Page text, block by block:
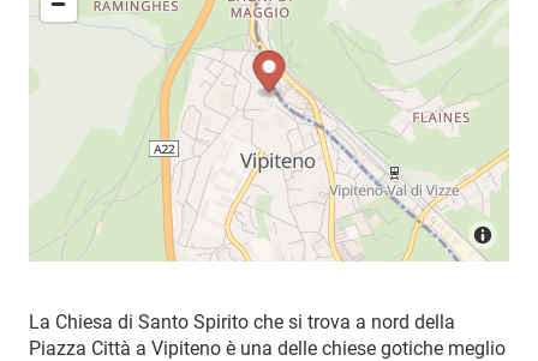
La Chiesa di Santo Spirito che si trova a nord della
Piazza Città a Vipiteno è una delle chiese gotiche meglio